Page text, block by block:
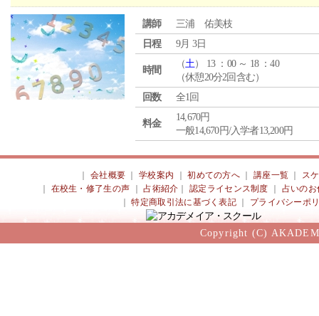
講師
三浦 佑美枝
日程
9月 3日
時間
（土） 13 ：00 ～ 18 ：40
（休憩20分2回含む）
回数
全1回
料金
14,670円
一般14,670円/入学者13,200円
会社概要 ｜学校案内 ｜初めての方へ 講座一覧
ス
在校生・修了生の声 ｜占術紹介 ｜認定ライセンス制度
占いのお
｜特定商取引法に基づく表記 プライバシーポ
Copyright (C)